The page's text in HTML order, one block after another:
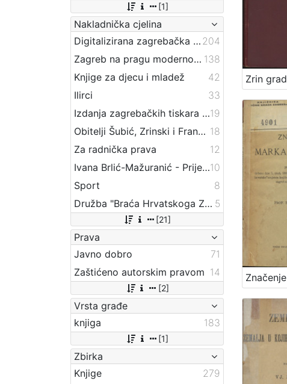
[1]
Nakladnička cjelina
Digitalizirana zagrebačka baština 204
Zagreb na pragu modernog doba 138
Knjige za djecu i mladež
42
Ilirci
33
Izdanja zagrebačkih tiskara 17. i 18. stoljeća19
Obitelji Šubić, Zrinski i Frankopan 18
Za radnička prava
12
Ivana Brlić-Mažuranić - Prijevodi10
Sport
8
Družba "Braća Hrvatskoga Zmaja" 5
[21]
Prava
Javno dobro
71
Zaštićeno autorskim pravom 14
[2]
Vrsta građe
knjiga
183
[1]
Zbirka
Knjige
279